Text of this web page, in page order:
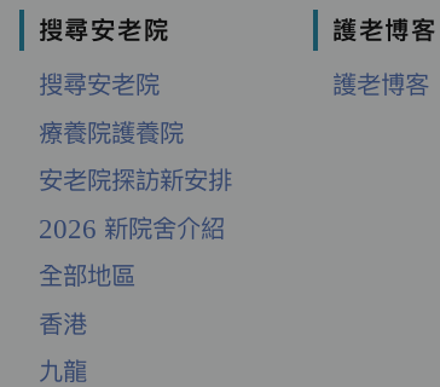
搜尋安老院
搜尋安老院
療養院護養院
安老院探訪新安排
2026 新院舍介紹
全部地區
香港
九龍
護老博客
護老博客